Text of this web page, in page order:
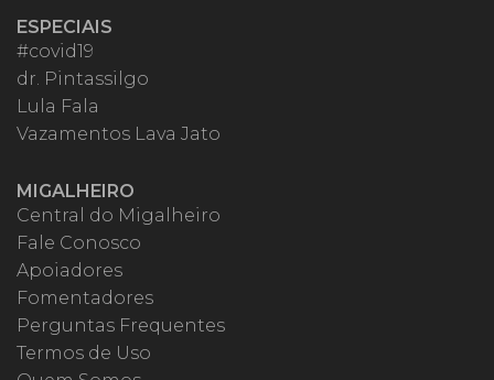
ESPECIAIS
#covid19
dr. Pintassilgo
Lula Fala
Vazamentos Lava Jato
MIGALHEIRO
Central do Migalheiro
Fale Conosco
Apoiadores
Fomentadores
Perguntas Frequentes
Termos de Uso